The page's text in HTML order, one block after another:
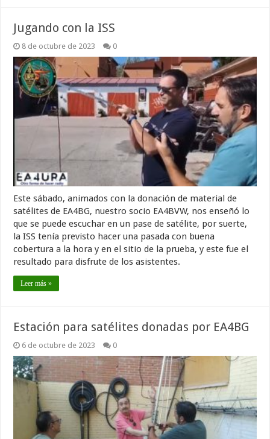
Jugando con la ISS
8 de octubre de 2023 0
Este sábado, animados con la donación de material de
satélites de EA4BG, nuestro socio EA4BVW, nos enseñó lo
que se puede escuchar en un pase de satélite, por suerte,
la ISS tenía previsto hacer una pasada con buena
cobertura a la hora y en el sitio de la prueba, y este fue el
resultado para disfrute de los asistentes.
Leer más »
Estación para satélites donadas por EA4BG
6 de octubre de 2023 0